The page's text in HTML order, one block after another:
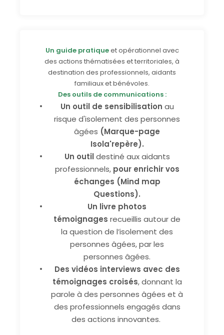
Un guide pratiqueet opérationnel avec
des actions thématisées et territoriales, à
destination des professionnels, aidants
familiaux et bénévoles.
Des outils de communications :
Un outil de sensibilisation au
risque d'isolement des personnes
âgées (Marque-page
Isola'repère).
Un outildestiné aux aidants
professionnels, pour enrichir vos
échanges (Mind map
Questions).
Un livre photos
témoignages recueillis autour de
la question de l’isolement des
personnes âgées, par les
personnes âgées.
Des vidéos interviews avec des
témoignages croisés, donnant la
parole à des personnes âgées et à
des professionnels engagés dans
des actions innovantes.